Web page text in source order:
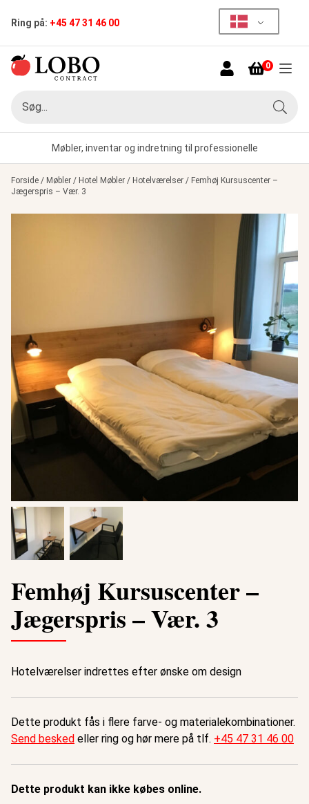
Ring på: +45 47 31 46 00
0
Menu
Søg
Møbler, inventar og indretning til professionelle
Forside / Møbler / Hotel Møbler / Hotelværelser / Femhøj Kursuscenter –
Jægerspris – Vær. 3
Femhøj Kursuscenter –
Jægerspris – Vær. 3
Hotelværelser indrettes efter ønske om design
Dette produkt fås i flere farve- og materialekombinationer.
Send besked eller ring og hør mere på tlf. +45 47 31 46 00
Dette produkt kan ikke købes online.